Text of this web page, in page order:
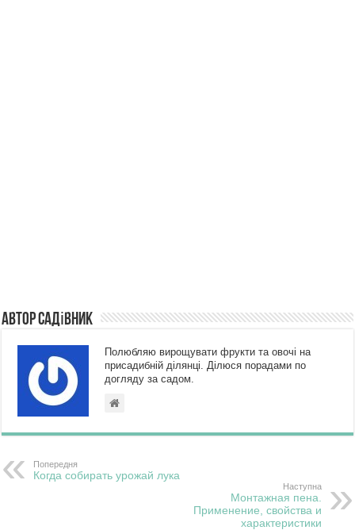
Автор Садівник
Полюбляю вирощувати фрукти та овочі на
присадибній ділянці. Ділюся порадами по
догляду за садом.
Попередня
Когда собирать урожай лука
Наступна
Монтажная пена.
Применение, свойства и
характеристики